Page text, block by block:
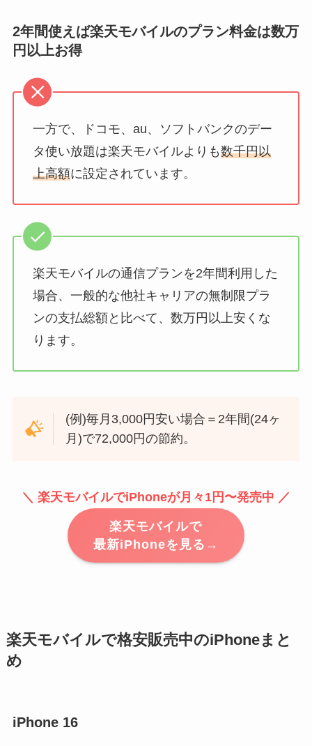
2年間使えば楽天モバイルのプラン料金は数万
円以上お得
一方で、ドコモ、au、ソフトバンクのデー
タ使い放題は楽天モバイルよりも数千円以
上高額に設定されています。
楽天モバイルの通信プランを2年間利用した
場合、一般的な他社キャリアの無制限プラ
ンの支払総額と比べて、数万円以上安くな
ります。
(例)毎月3,000円安い場合＝2年間(24ヶ
月)で72,000円の節約。
＼ 楽天モバイルでiPhoneが月々1円〜発売中 ／
楽天モバイルで
最新iPhoneを見る→
楽天モバイルで格安販売中のiPhoneまと
め
iPhone 16